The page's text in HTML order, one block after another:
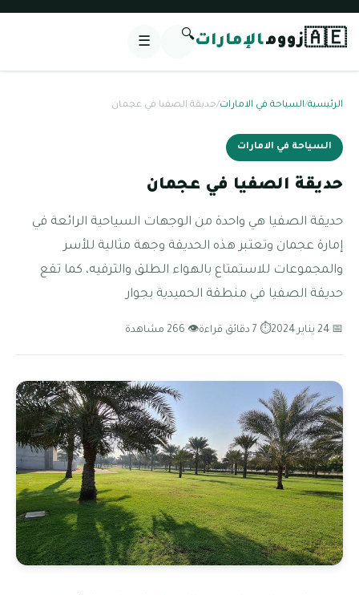
🇦🇪زوومالإمارات🔍
☰
الرئيسية/السياحة في الامارات/حديقة الصفيا في عجمان
السياحة في الامارات
حديقة الصفيا في عجمان
حديقة الصفيا هي واحدة من الوجهات السياحية الرائعة في
إمارة عجمان وتعتبر هذه الحديقة وجهة مثالية للأسر
والمجموعات للاستمتاع بالهواء الطلق والترفيه، كما تقع
حديقة الصفيا في منطقة الحميدية بجوار
📅 24 يناير 2024 ⏱ 7 دقائق قراءة 👁 266 مشاهدة